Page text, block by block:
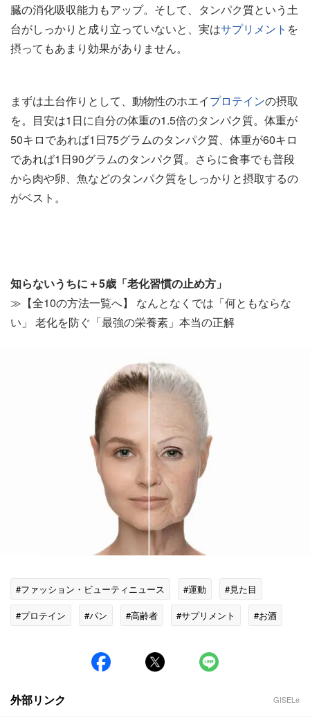
臓の消化吸収能力もアップ。そして、タンパク質という土
台がしっかりと成り立っていないと、実はサプリメント を
摂ってもあまり効果がありません。
まずは土台作りとして、動物性のホエイプロテインの摂取
を。目安は1日に自分の体重の1.5倍のタンパク質。体重が
50キロであれば1日75グラムのタンパク質、体重が60キロ
であれば1日90グラムのタンパク質。さらに食事でも普段
から肉や卵、魚などのタンパク質をしっかりと摂取するの
がベスト。
知らないうちに＋5歳「老化習慣の止め方」
≫【全10の方法一覧へ】 なんとなくでは「何ともならな
い」 老化を防ぐ「最強の栄養素」本当の正解
#ファッション・ビューティニュース #運動
#見た目
#プロテイン
#パン #高齢者 #サプリメント
#お酒
外部リンク GISELe